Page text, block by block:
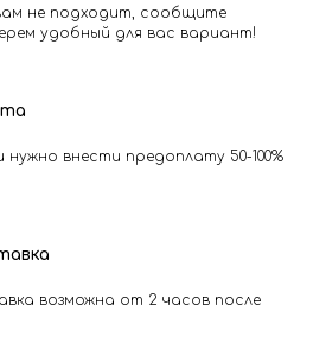
не подходит, сообщите
удобный для вас вариант!
нужно внести предоплату 50-100%
возможна от 2 часов после